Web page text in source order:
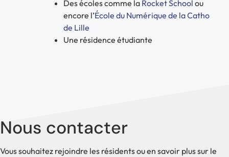
Des écoles comme la Rocket School ou
encore l’École du Numérique de la Catho
de Lille
Une résidence étudiante
Nous contacter
Vous souhaitez rejoindre les résidents ou en savoir plus sur le